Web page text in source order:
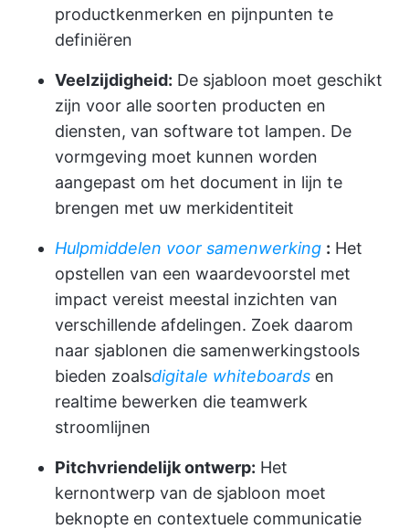
productkenmerken en pijnpunten te
definiëren
Veelzijdigheid: De sjabloon moet geschikt
zijn voor alle soorten producten en
diensten, van software tot lampen. De
vormgeving moet kunnen worden
aangepast om het document in lijn te
brengen met uw merkidentiteit
Hulpmiddelen voor samenwerking : Het
opstellen van een waardevoorstel met
impact vereist meestal inzichten van
verschillende afdelingen. Zoek daarom
naar sjablonen die samenwerkingstools
bieden zoalsdigitale whiteboards en
realtime bewerken die teamwerk
stroomlijnen
Pitchvriendelijk ontwerp: Het
kernontwerp van de sjabloon moet
beknopte en contextuele communicatie